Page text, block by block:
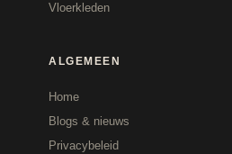
Vloerkleden
ALGEMEEN
Home
Blogs & nieuws
Privacybeleid